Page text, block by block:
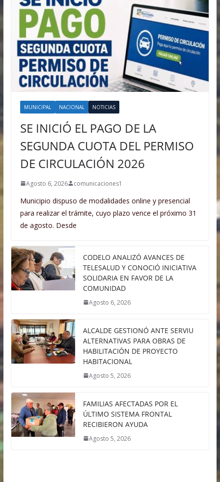
MUNICIPAL NACIONAL NOTICIAS
SE INICIÓ EL PAGO DE LA
SEGUNDA CUOTA DEL PERMISO
DE CIRCULACIÓN 2026
Agosto 6, 2026 comunicaciones1
Municipio dispuso de modalidades online y presencial
para realizar el trámite, cuyo plazo vence el próximo 31
de agosto. Desde
CODELO ANALIZÓ AVANCES DE
TELESALUD Y CONOCIÓ INICIATIVA
SOLIDARIA EN FAVOR DE LA
COMUNIDAD
Agosto 6, 2026
ALCALDE GESTIONÓ ANTE SERVIU
ALTERNATIVAS PARA OBRAS DE
HABILITACIÓN DE PROYECTO
HABITACIONAL
Agosto 5, 2026
FAMILIAS AFECTADAS POR EL
ÚLTIMO SISTEMA FRONTAL
RECIBIERON AYUDA
Agosto 5, 2026